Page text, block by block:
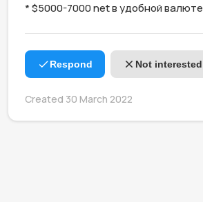
* $5000-7000 net в удобной валюте
Respond Not interested
Created 30 March 2022